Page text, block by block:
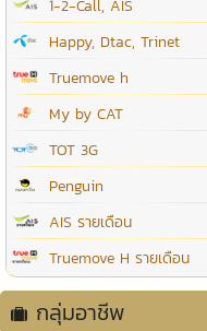
1-2-Call, AIS
Happy, Dtac, Trinet
Truemove h
My by CAT
TOT 3G
Penguin
AIS รายเดือน
Truemove H รายเดือน
กลุ่มอาชีพ